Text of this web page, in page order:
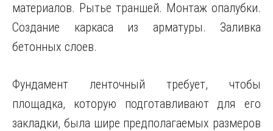
материалов. Рытье траншей. Монтаж опалубки.
Создание каркаса из арматуры. Заливка
бетонных слоев.
Фундамент ленточный требует, чтобы
площадка, которую подготавливают для его
закладки, была шире предполагаемых размеров